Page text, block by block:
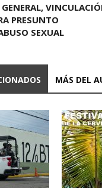
PRESUNTO
SEXUAL
MÁS DEL